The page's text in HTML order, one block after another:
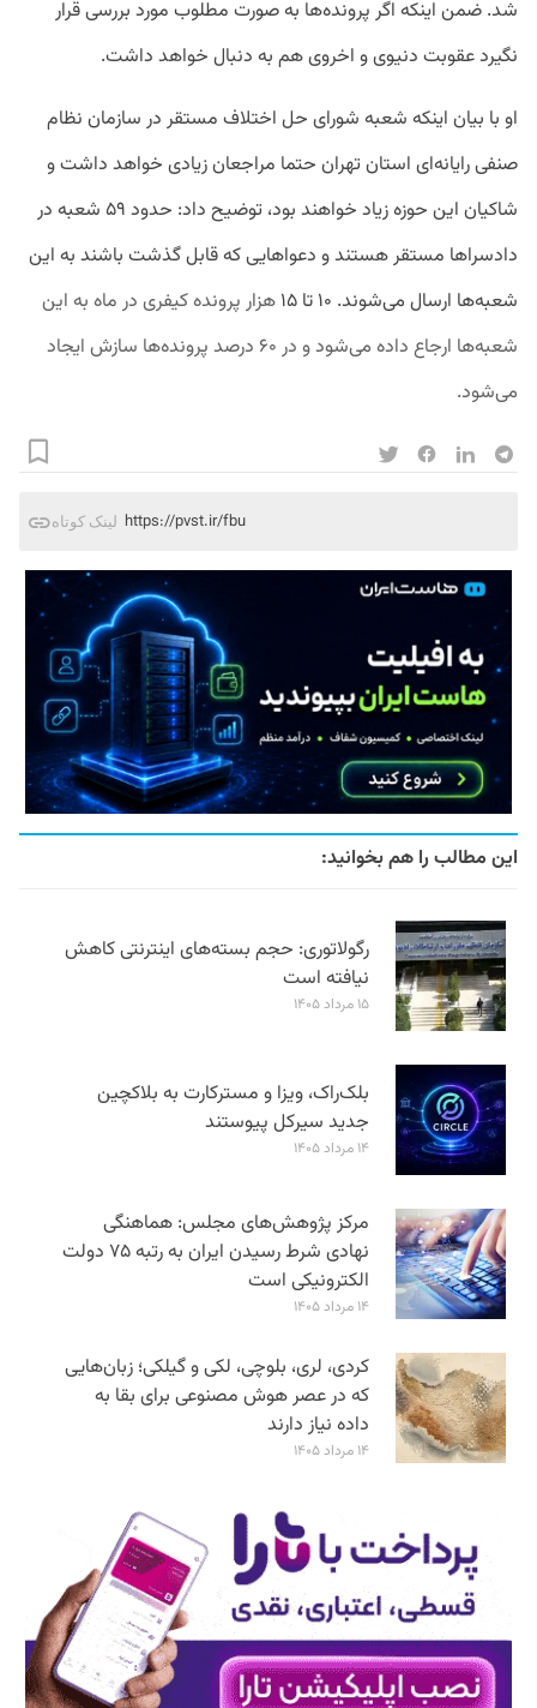
شد. ضمن اینکه اگر پرونده‌ها به صورت مطلوب مورد بررسی قرار
نگیرد عقوبت دنیوی و اخروی هم به دنبال خواهد داشت.
او با بیان اینکه شعبه شورای حل اختلاف مستقر در سازمان نظام
صنفی رایانه‌ای استان تهران حتما مراجعان زیادی خواهد داشت و
شاکیان این حوزه زیاد خواهند بود، توضیح داد: حدود ۵۹ شعبه در
دادسراها مستقر هستند و دعواهایی که قابل گذشت باشند به این
شعبه‌ها ارسال می‌شوند. ۱۰ تا ۱۵
هزار پرونده کیفری در ماه به این
شعبه‌ها ارجاع داده می‌شود و در ۶۰ درصد پرونده‌ها سازش ایجاد
می‌شود.
لینک کوتاه https://pvst.ir/fbu
این مطالب را هم بخوانید:
رگولاتوری: حجم بسته‌های اینترنتی کاهش
نیافته است
۱۵ مرداد ۱۴۰۵
بلک‌راک، ویزا و مسترکارت به بلاکچین
جدید سیرکل پیوستند
۱۴ مرداد ۱۴۰۵
مرکز پژوهش‌های مجلس: هماهنگی
نهادی شرط رسیدن ایران به رتبه ۷۵ دولت
الکترونیکی است
۱۴ مرداد ۱۴۰۵
کردی، لری، بلوچی، لکی و گیلکی؛ زبان‌هایی
که در عصر هوش مصنوعی برای بقا به
داده نیاز دارند
۱۴ مرداد ۱۴۰۵